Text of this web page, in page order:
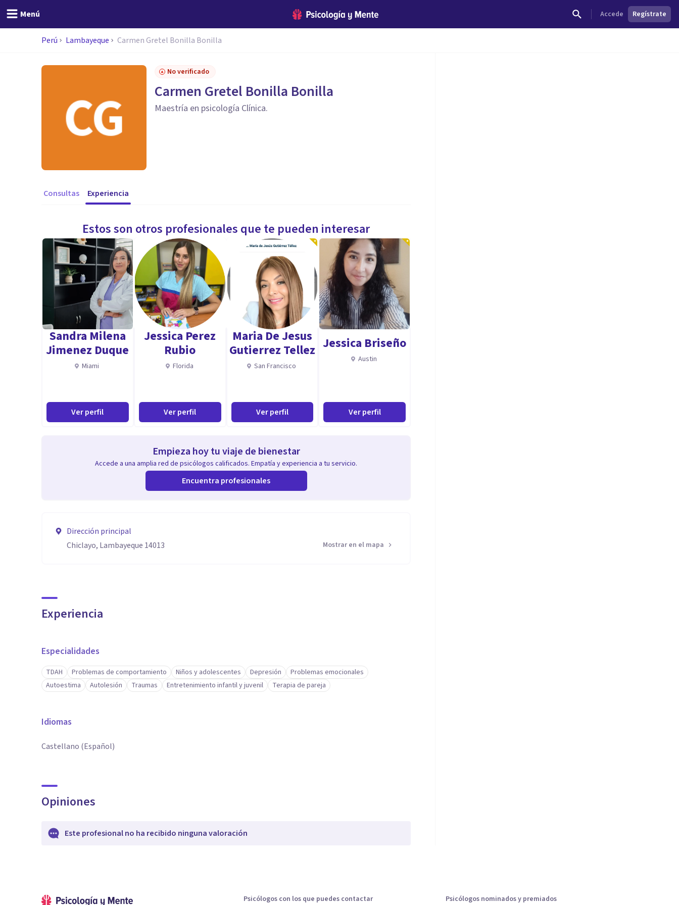
Menú Accede Regístrate
Perú Lambayeque Carmen Gretel Bonilla Bonilla
No verificado
Carmen Gretel Bonilla Bonilla
Maestría en psicología Clínica.
Consultas Experiencia
Estos son otros profesionales que te pueden interesar
Sandra Milena
Jimenez Duque
Miami
Ver perfil
Jessica Perez
Rubio
Florida
Ver perfil
Maria De Jesus
Gutierrez Tellez
San Francisco
Ver perfil
Jessica Briseño
Austin
Ver perfil
Empieza hoy tu viaje de bienestar
Accede a una amplia red de psicólogos calificados. Empatía y experiencia a tu servicio.
Encuentra profesionales
Dirección principal
Chiclayo, Lambayeque 14013
Mostrar en el mapa
Experiencia
Especialidades
TDAH Problemas de comportamiento Niños y adolescentes Depresión
Problemas emocionales
Autoestima
Autolesión Traumas Entretenimiento infantil y juvenil Terapia de pareja
Idiomas
Castellano (Español)
Opiniones
Este profesional no ha recibido ninguna valoración
Psicólogos con los que puedes contactar Psicólogos nominados y premiados